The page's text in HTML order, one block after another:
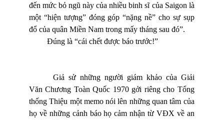
đến mức bỏ ngũ này của nhiều binh sĩ của Saigon là
một “hiện tượng” đóng góp “nặng nề” cho sự sụp
đổ của quân Miền Nam trong mấy tháng sau đó”.
Đúng là “cái chết được báo trước!”
Giả sử những người giám khảo của Giải
Văn Chương Toàn Quốc 1970 gởi riêng cho Tổng
thống Thiệu một memo nói lên những quan tâm của
họ về những cảnh báo họ cảm nhận từ VĐX về an